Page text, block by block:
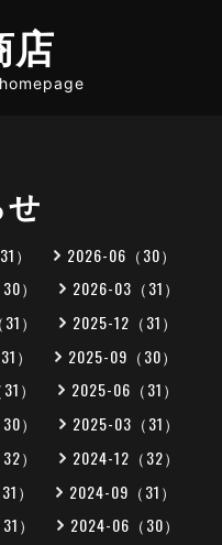
店
）
2026-06（30）
）
2026-03（31）
）
2025-12（31）
）
2025-09（30）
）
2025-06（31）
）
2025-03（31）
）
2024-12（32）
）
2024-09（31）
）
2024-06（30）